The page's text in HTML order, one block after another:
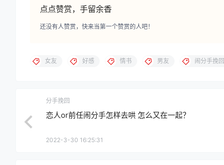
点点赞赏，手留余香
还没有人赞赏，快来当第一个赞赏的人吧！
女友 好感 情书 男友 闹分手挽回
分手挽回
恋人or前任闹分手怎样去哄 怎么又在一起？
2022-3-30 16:25:31